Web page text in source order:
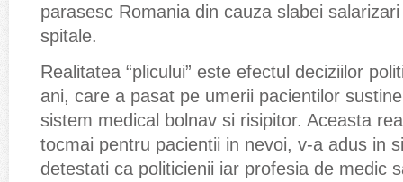
parasesc Romania din cauza slabei
spitale.
Realitatea “plicului” este efectul deciziilor
ani, care a pasat pe umerii pacientilor
sistem medical bolnav si risipitor. Aceasta
tocmai pentru pacientii in nevoi, v-a adus in
detestati ca politicienii iar profesia de medic